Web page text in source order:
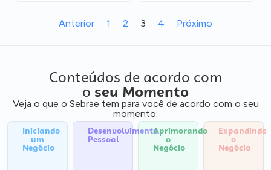
Anterior 1 2 3 4 Próximo
Conteúdos de acordo com
o seu Momento
Veja o que o Sebrae tem para você de acordo com o seu
momento:
Iniciando
um
Negócio
Desenvolvimento
Pessoal
Aprimorando
o
Negócio
Expandindo
o
Negócio